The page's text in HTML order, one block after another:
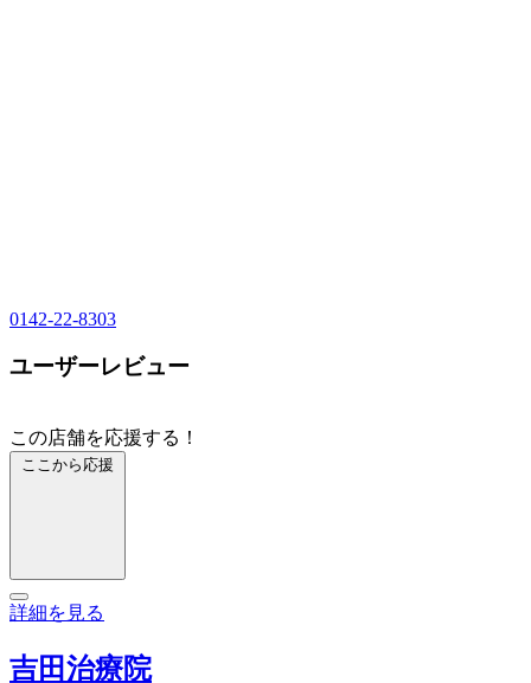
0142-22-8303
ユーザーレビュー
この店舗を応援する！
ここから応援
詳細を見る
吉田治療院